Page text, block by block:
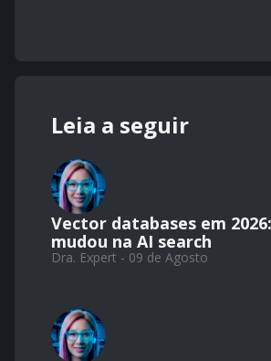
Leia a seguir
Vector databases em
mudou na AI search
Dra. Expert - 09 de Agosto